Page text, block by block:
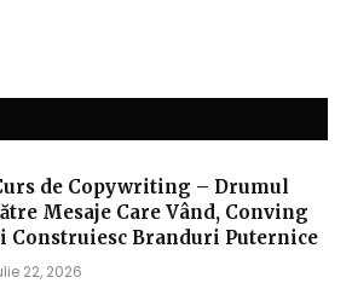
de Copywriting – Drumul
Mesaje Care Vând, Conving
Construiesc Branduri Puternice
22, 2026